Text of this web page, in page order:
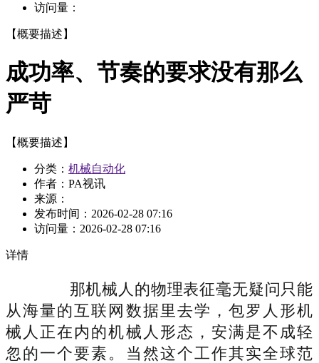
访问量：
【概要描述】
成功率、节奏的要求没有那么
严苛
【概要描述】
分类： 机械自动化
作者：PA视讯
来源：
发布时间： 2026-02-28 07:16
访问量： 2026-02-28 07:16
详情
那机械人的物理表征毫无疑问只能
从海量的互联网数据里去学，包罗人形机
械人正在内的机械人形态，安满是不成轻
忽的一个要素。当然这个工作其实全球范